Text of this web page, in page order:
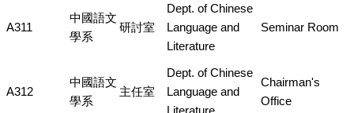
A311
中國語文
學系
研討室
Dept. of Chinese
Language and
Literature
Seminar Room
A312
中國語文
學系
主任室
Dept. of Chinese
Language and
Literature
Chairman's
Office